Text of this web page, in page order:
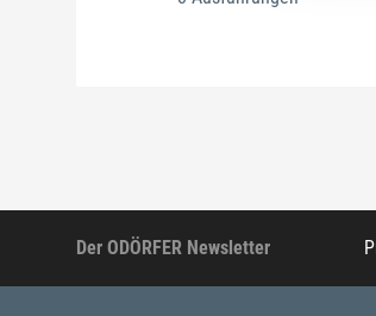
Der ODÖRFER Newsletter